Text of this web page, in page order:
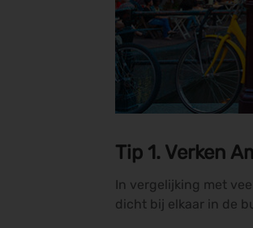
Tip 1. Verken
In vergelijking met
dicht bij elkaar in de